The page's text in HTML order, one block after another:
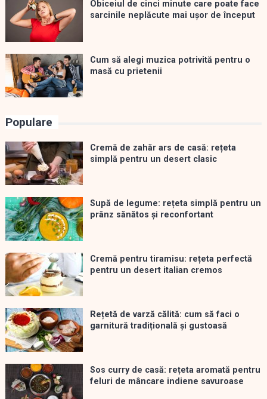
Obiceiul de cinci minute care poate face
sarcinile neplăcute mai ușor de început
Cum să alegi muzica potrivită pentru o
masă cu prietenii
Populare
Cremă de zahăr ars de casă: rețeta
simplă pentru un desert clasic
Supă de legume: rețeta simplă pentru un
prânz sănătos și reconfortant
Cremă pentru tiramisu: rețeta perfectă
pentru un desert italian cremos
Rețetă de varză călită: cum să faci o
garnitură tradițională și gustoasă
Sos curry de casă: rețeta aromată pentru
feluri de mâncare indiene savuroase